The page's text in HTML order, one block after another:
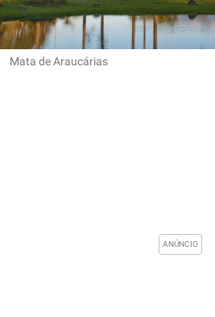
Mata de Araucárias